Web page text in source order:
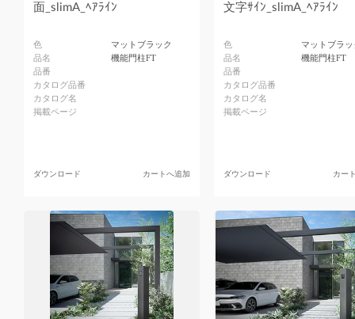
面_slimA_ﾍｱﾗｲﾝ
色
マットブラック
品名
機能門柱FT
品番
カタログ品番
カタログ名
掲載ページ
ダウンロード カートへ追加
文字ｻｲﾝ_slimA_ﾍｱﾗｲﾝ
色
マットブラ
品名
機能門柱FT
品番
カタログ品番
カタログ名
掲載ページ
ダウンロード カー